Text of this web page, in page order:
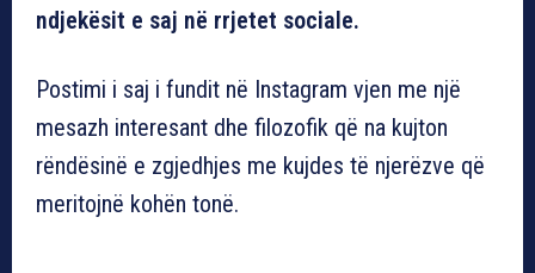
ndjekësit e saj në rrjetet sociale.
Postimi i saj i fundit në Instagram vjen me një
mesazh interesant dhe filozofik që na kujton
rëndësinë e zgjedhjes me kujdes të njerëzve që
meritojnë kohën tonë.